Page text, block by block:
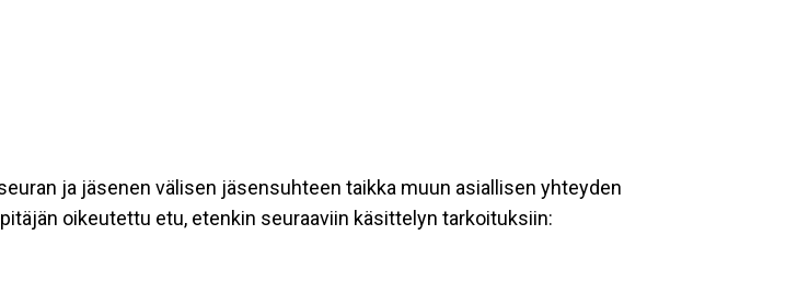
ja jäsenen välisen jäsensuhteen taikka muun asiallisen yhteyden
oikeutettu etu, etenkin seuraaviin käsittelyn tarkoituksiin: